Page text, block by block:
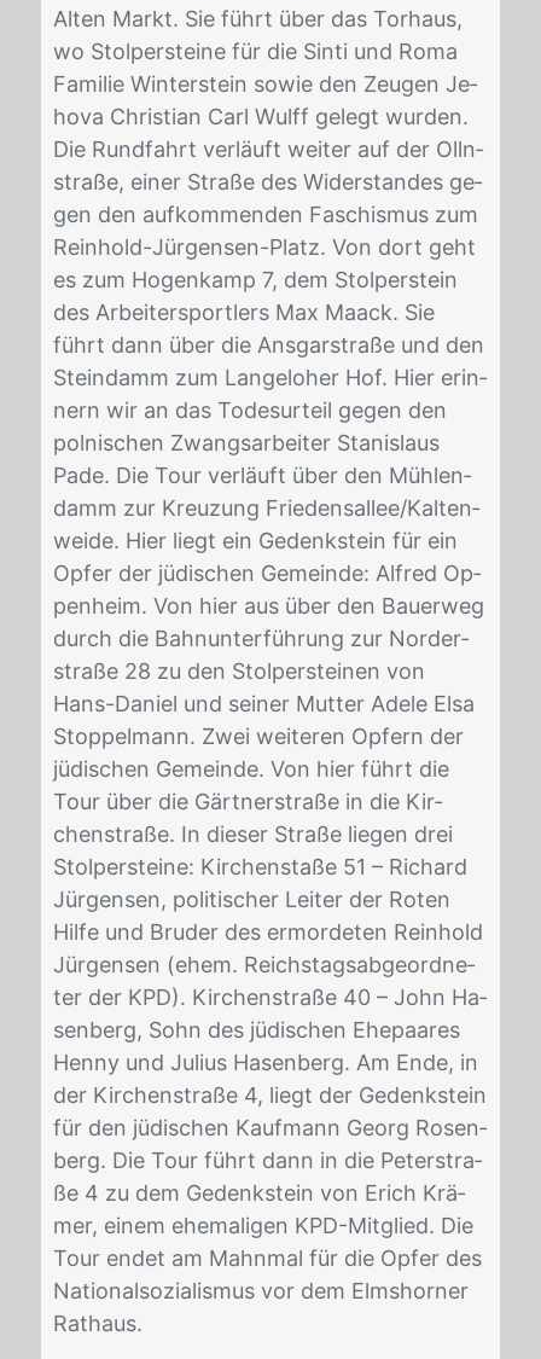
Al­ten Markt. Sie führt über das Tor­haus,
wo Stol­per­stei­ne für die Sin­ti und Roma
Fa­mi­lie Win­ter­stein so­wie den Zeu­gen Je­
ho­va Chris­ti­an Carl Wul­ff ge­legt wur­den.
Die Rund­fahrt ver­läuft wei­ter auf der Olln­
stra­ße, ei­ner Stra­ße des Wi­der­stan­des ge­
gen den auf­kom­men­den Fa­schis­mus zum
Rein­hold-Jür­gen­sen-Platz. Von dort geht
es zum Ho­gen­kamp 7, dem Stol­per­stein
des Ar­bei­ter­sport­lers Max Maack. Sie
führt dann über die Ans­gar­stra­ße und den
Stein­damm zum Lan­ge­lo­her Hof. Hier er­in­
nern wir an das To­des­ur­teil ge­gen den
pol­ni­schen Zwangs­ar­bei­ter Sta­nis­laus
Pade. Die Tour ver­läuft über den Müh­len­
damm zur Kreu­zung Frie­dens­al­lee/​Kal­ten­
wei­de. Hier liegt ein Ge­denk­stein für ein
Op­fer der jü­di­schen Ge­mein­de: Al­fred Op­
pen­heim. Von hier aus über den Bau­er­weg
durch die Bahn­un­ter­füh­rung zur Nor­der­
stra­ße 28 zu den Stol­per­stei­nen von
Hans-Da­ni­el und sei­ner Mut­ter Ade­le Elsa
Stop­pel­mann. Zwei wei­te­ren Op­fern der
jü­di­schen Ge­mein­de. Von hier führt die
Tour über die Gärt­ner­stra­ße in die Kir­
chen­stra­ße. In die­ser Stra­ße lie­gen drei
Stol­per­stei­ne: Kir­chen­sta­ße 51 – Ri­chard
Jür­gen­sen, po­li­ti­scher Lei­ter der Ro­ten
Hil­fe und Bru­der des er­mor­de­ten Rein­hold
Jür­gen­sen (ehem. Reichs­tags­ab­ge­ord­ne­
ter der KPD). Kir­chen­stra­ße 40 – John Ha­
sen­berg, Sohn des jü­di­schen Ehe­paa­res
Hen­ny und Ju­li­us Ha­sen­berg. Am Ende, in
der Kir­chen­stra­ße 4, liegt der Ge­denk­stein
für den jü­di­schen Kauf­mann Ge­org Ro­sen­
berg. Die Tour führt dann in die Pe­ter­stra­
ße 4 zu dem Ge­denk­stein von Erich Krä­
mer, ei­nem ehe­ma­li­gen KPD-Mit­glied. Die
Tour en­det am Mahn­mal für die Op­fer des
Na­tio­nal­so­zia­lis­mus vor dem Elms­hor­ner
Rat­haus.